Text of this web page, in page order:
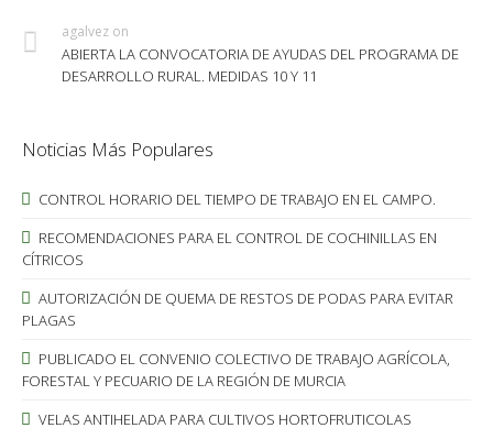
agalvez on
ABIERTA LA CONVOCATORIA DE AYUDAS DEL PROGRAMA DE
DESARROLLO RURAL. MEDIDAS 10 Y 11
Noticias Más Populares
CONTROL HORARIO DEL TIEMPO DE TRABAJO EN EL CAMPO.
RECOMENDACIONES PARA EL CONTROL DE COCHINILLAS EN
CÍTRICOS
AUTORIZACIÓN DE QUEMA DE RESTOS DE PODAS PARA EVITAR
PLAGAS
PUBLICADO EL CONVENIO COLECTIVO DE TRABAJO AGRÍCOLA,
FORESTAL Y PECUARIO DE LA REGIÓN DE MURCIA
VELAS ANTIHELADA PARA CULTIVOS HORTOFRUTICOLAS